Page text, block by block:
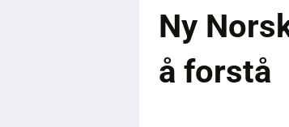
Ny
å forstå